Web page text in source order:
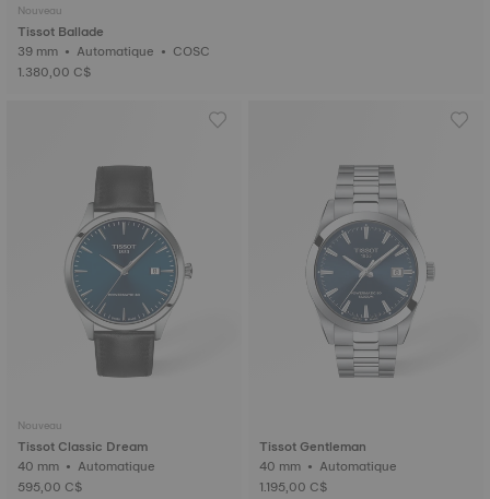
Nouveau
Tissot Ballade
39 mm • Automatique • COSC
1.380,00 C$
Nouveau
Tissot Classic Dream
40 mm • Automatique
595,00 C$
Tissot Gentleman
40 mm • Automatique
1.195,00 C$